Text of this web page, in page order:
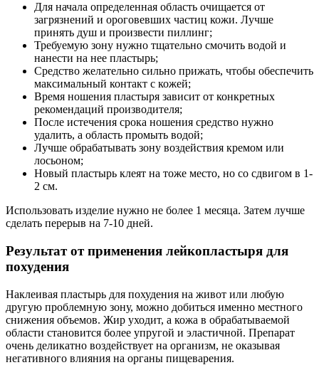
Для начала определенная область очищается от
загрязнений и ороговевших частиц кожи. Лучше
принять душ и произвести пиллинг;
Требуемую зону нужно тщательно смочить водой и
нанести на нее пластырь;
Средство желательно сильно прижать, чтобы обеспечить
максимальный контакт с кожей;
Время ношения пластыря зависит от конкретных
рекомендаций производителя;
После истечения срока ношения средство нужно
удалить, а область промыть водой;
Лучше обрабатывать зону воздействия кремом или
лосьоном;
Новый пластырь клеят на тоже место, но со сдвигом в 1-
2 см.
Использовать изделие нужно не более 1 месяца. Затем лучше
сделать перерыв на 7-10 дней.
Результат от применения лейкопластыря для
похудения
Наклеивая пластырь для похудения на живот или любую
другую проблемную зону, можно добиться именно местного
снижения объемов. Жир уходит, а кожа в обрабатываемой
области становится более упругой и эластичной. Препарат
очень деликатно воздействует на организм, не оказывая
негативного влияния на органы пищеварения.